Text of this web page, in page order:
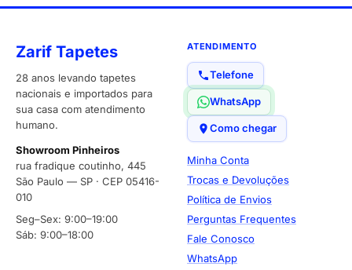
Zarif Tapetes
28 anos levando tapetes
nacionais e importados para
sua casa com atendimento
humano.
Showroom Pinheiros
rua fradique coutinho, 445
São Paulo — SP · CEP 05416-
010
Seg–Sex: 9:00–19:00
Sáb: 9:00–18:00
ATENDIMENTO
Telefone
WhatsApp
Como chegar
Minha Conta
Trocas e Devoluções
Política de Envios
Perguntas Frequentes
Fale Conosco
WhatsApp